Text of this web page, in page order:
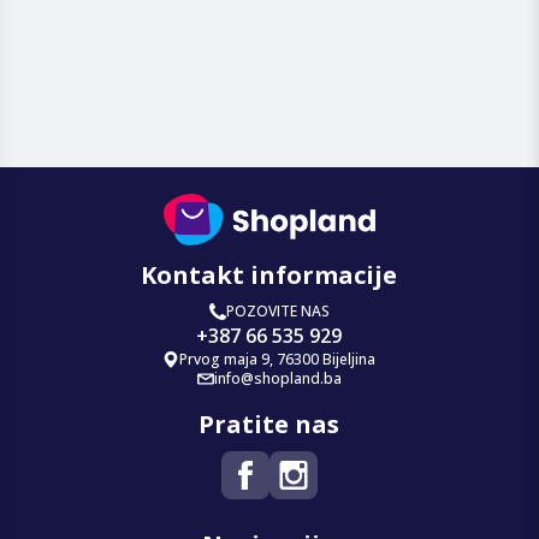
Kontakt informacije
POZOVITE NAS
+387 66 535 929
Prvog maja 9, 76300 Bijeljina
info@shopland.ba
Pratite nas